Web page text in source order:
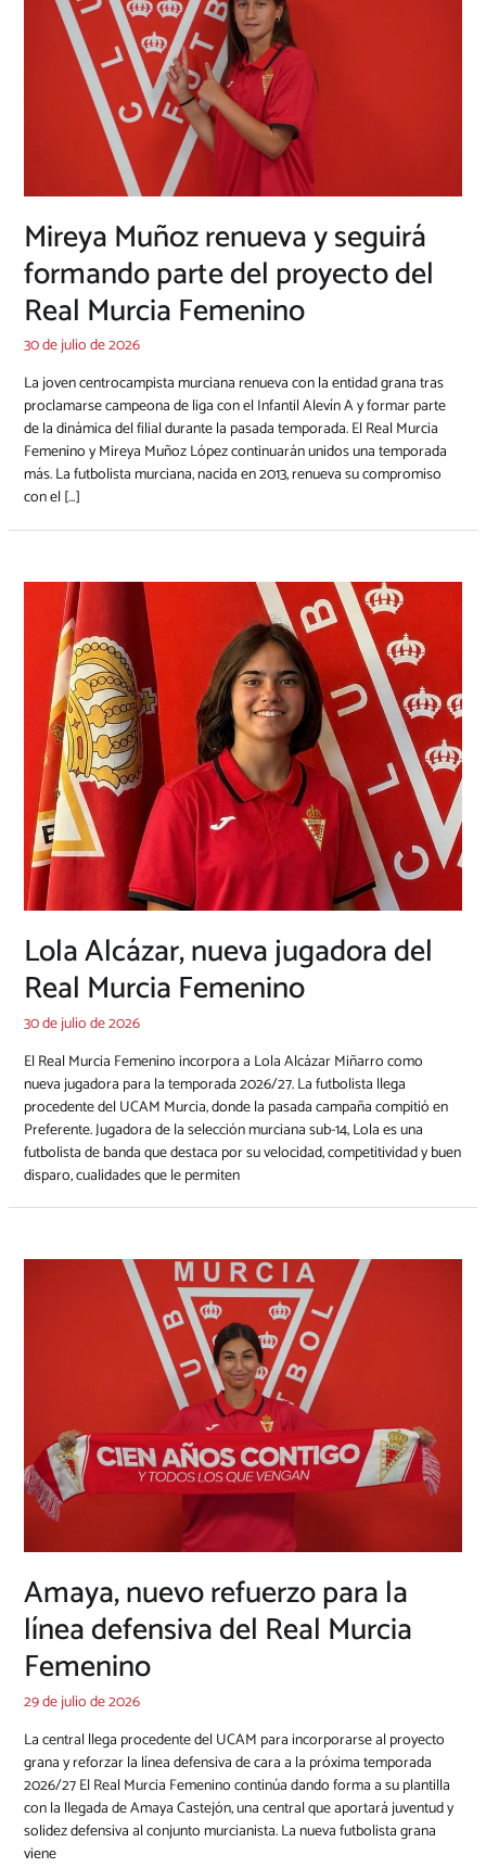
Mireya Muñoz renueva y seguirá
formando parte del proyecto del
Real Murcia Femenino
30 de julio de 2026
La joven centrocampista murciana renueva con la entidad grana tras
proclamarse campeona de liga con el Infantil Alevín A y formar parte
de la dinámica del filial durante la pasada temporada. El Real Murcia
Femenino y Mireya Muñoz López continuarán unidos una temporada
más. La futbolista murciana, nacida en 2013, renueva su compromiso
con el […]
Lola Alcázar, nueva jugadora del
Real Murcia Femenino
30 de julio de 2026
El Real Murcia Femenino incorpora a Lola Alcázar Miñarro como
nueva jugadora para la temporada 2026/27. La futbolista llega
procedente del UCAM Murcia, donde la pasada campaña compitió en
Preferente. Jugadora de la selección murciana sub-14, Lola es una
futbolista de banda que destaca por su velocidad, competitividad y buen
disparo, cualidades que le permiten
Amaya, nuevo refuerzo para la
línea defensiva del Real Murcia
Femenino
29 de julio de 2026
La central llega procedente del UCAM para incorporarse al proyecto
grana y reforzar la línea defensiva de cara a la próxima temporada
2026/27 El Real Murcia Femenino continúa dando forma a su plantilla
con la llegada de Amaya Castejón, una central que aportará juventud y
solidez defensiva al conjunto murcianista. La nueva futbolista grana
viene